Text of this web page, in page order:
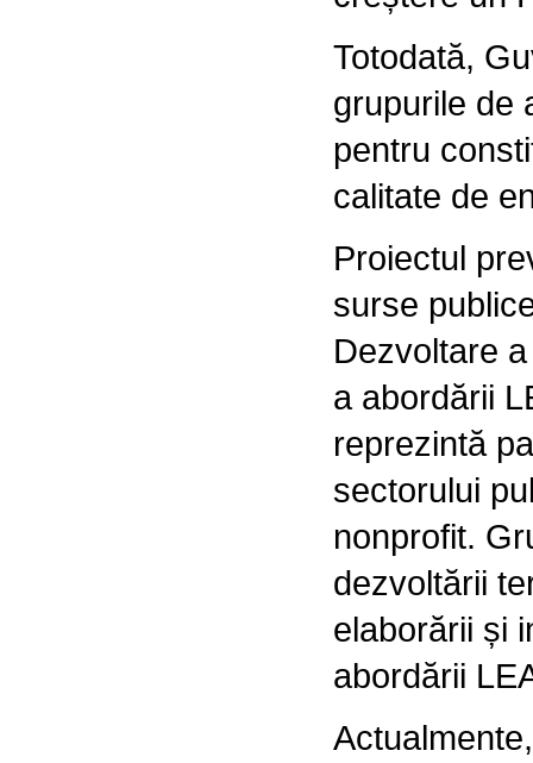
Totodată,
grupurile de
pentru
calitate de
Proiectul
surse
Dezvoltare
a abordării
reprezintă
sectorului
nonprofit.
dezvoltării
elaborării și
abordării